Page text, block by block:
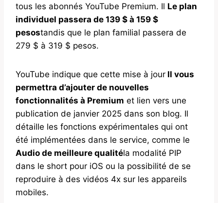
tous les abonnés YouTube Premium. Il Le plan
individuel passera de 139 $ à 159 $
pesostandis que le plan familial passera de
279 $ à 319 $ pesos.
YouTube indique que cette mise à jour Il vous
permettra d’ajouter de nouvelles
fonctionnalités à Premium et lien vers une
publication de janvier 2025 dans son blog. Il
détaille les fonctions expérimentales qui ont
été implémentées dans le service, comme le
Audio de meilleure qualitéla modalité PIP
dans le short pour iOS ou la possibilité de se
reproduire à des vidéos 4x sur les appareils
mobiles.